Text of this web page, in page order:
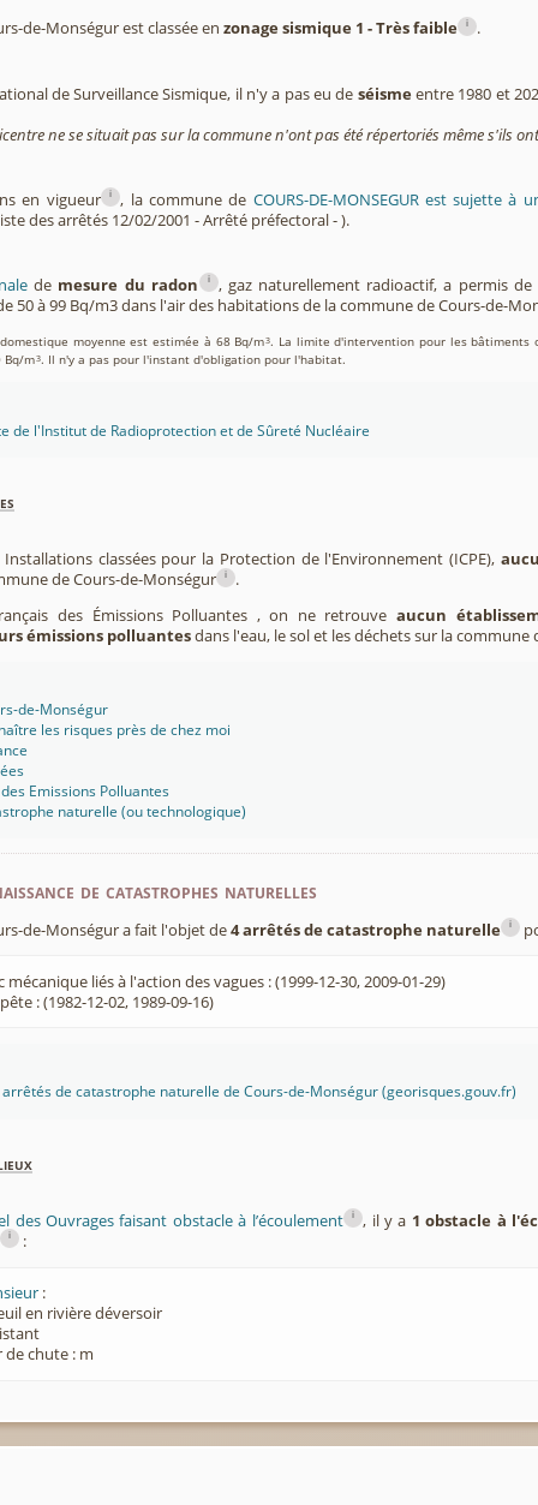
de-Monségur est classée en zonage sismique 1 - Très faible i .
de Surveillance Sismique, il n'y a pas eu de séismeentre 1980 et
ne se situait pas sur la commune n'ont pas été répertoriés même s'ils
en vigueur i , la commune de COURS-DE-MONSEGUR est sujette à
des arrêtés 12/02/2001 - Arrêté préfectoral - ).
de mesure du radon i
, gaz naturellement radioactif, a permis
50 à 99 Bq/m3 dans l'air des habitations de la commune de Cours-de-
moyenne est estimée à 68 Bq/m3. La limite d'intervention pour les bâtiments
Bq/m3. Il n'y a pas pour l'instant d'obligation pour l'habitat.
de l'Institut de Radioprotection et de Sûreté Nucléaire
classées pour la Protection de l'Environnement (ICPE),
de Cours-de-Monségur
i
.
des Émissions Polluantes , on ne retrouveaucun
émissions polluantesdans l'eau, le sol et les déchets sur la commune
de-Monségur
les risques près de chez moi
Emissions Polluantes
naturelle (ou technologique)
de catastrophes naturelles
de-Monségur a fait l'objet de4 arrêtés de catastrophe naturelle i
liés à l'action des vagues : (1999-12-30, 2009-01-29)
: (1982-12-02, 1989-09-16)
de catastrophe naturelle de Cours-de-Monségur (georisques.gouv.fr)
des Ouvrages faisant obstacle à l’écoulement i , il y a 1 obstacle à
i :
:
en rivière déversoir
chute : m